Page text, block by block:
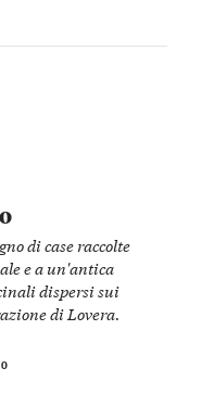
di case raccolte
e a un'antica
dispersi sui
di Lovera.